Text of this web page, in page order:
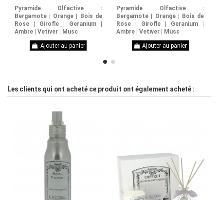
Avis vérifié
Je n’ai pas reçu le produit
expérience du13/01/2024
Réponse de
leperepelletier.com
raisons
douanières.
Comme convenu
ensemble, suite à
notre échange
téléphonique de
Pyramide Olfactive :
Bergamote | Orange | Bois de
Rose | Girofle | Geranium |
Ambre | Vetiver | Musc
Ajouter au panier
Pyramide Olfactive :
Bergamote | Orange | Bois de
Rose | Girofle | Geranium |
Ambre | Vetiver | Musc
Ajouter au panier
Les clients qui ont acheté ce produit ont également acheté :